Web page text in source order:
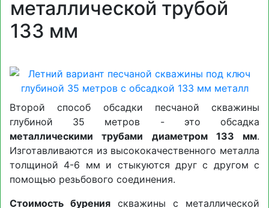
металлической трубой
133 мм
Второй способ обсадки песчаной скважины
глубиной 35 метров - это обсадка
металлическими трубами диаметром 133 мм.
Изготавливаются из высококачественного металла
толщиной 4-6 мм и стыкуются друг с другом с
помощью резьбового соединения.
Стоимость бурения скважины с металлической